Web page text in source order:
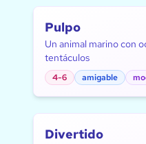
Pulpo
Un animal marino con
tentáculos
4-6 amigable
Divertido